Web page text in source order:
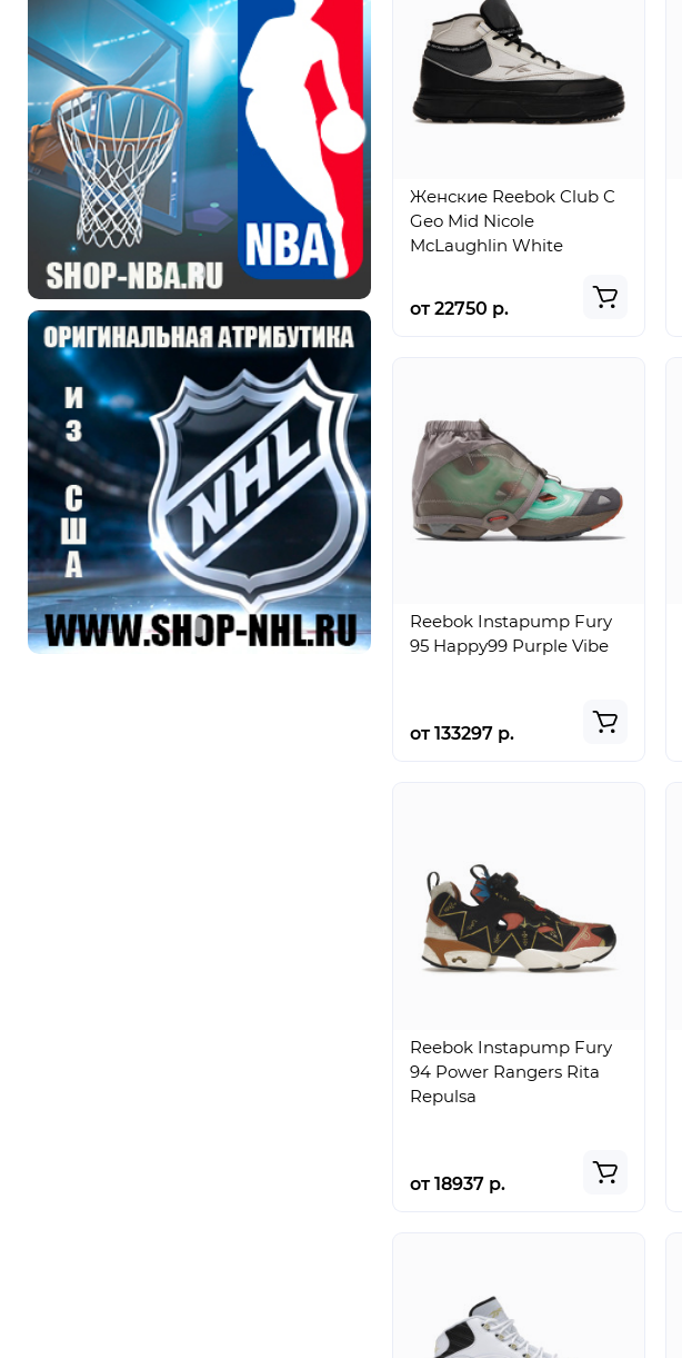
Женские Reebok Club C
Geo Mid Nicole
McLaughlin White
от 22750 р.
Reebok Instapump Fury
95 Happy99 Purple Vibe
от 133297 р.
Reebok Instapump Fury
94 Power Rangers Rita
Repulsa
от 18937 р.